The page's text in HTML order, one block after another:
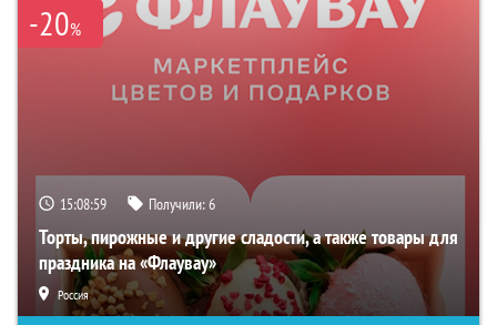
-20%
15:08:58 Получили:6
Торты, пирожные и другие сладости, а также товары для
праздника на «Флаувау»
Россия